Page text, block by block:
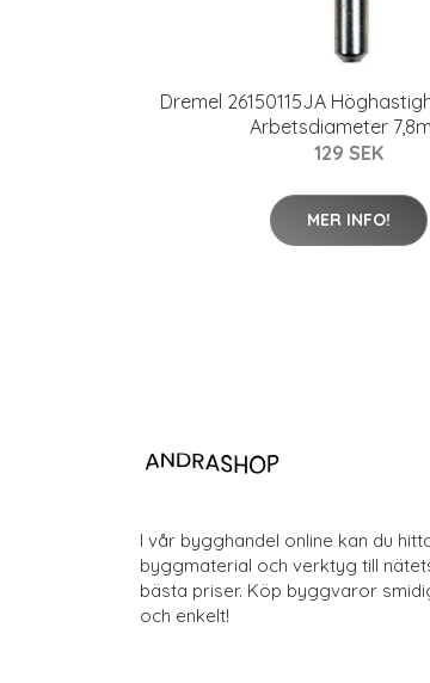
Dremel 26150115JA
Arbetsdiameter
129 SEK
MER INFO!
I vår bygghandel online kan du
byggmaterial och verktyg till
bästa priser. Köp byggvaror
och enkelt!